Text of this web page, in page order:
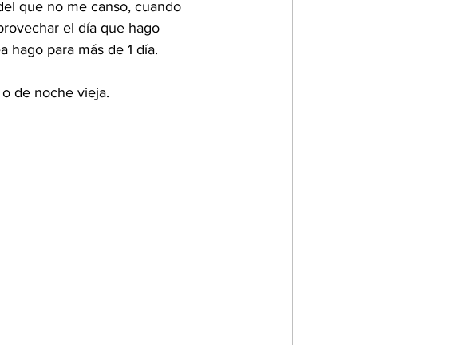
que no me canso, cuando
el día que hago
hago para más de 1 día.
de noche vieja.